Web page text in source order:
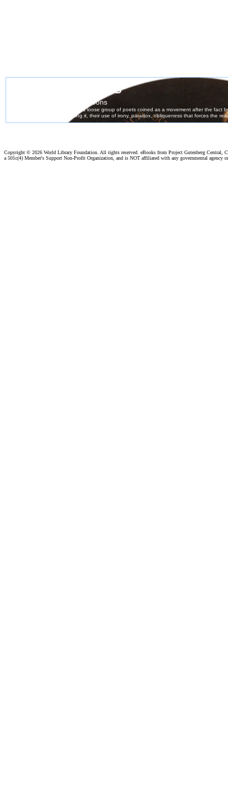
Copyright © 2026 World Library Foundation. All rights reserved. eBooks from Project Gutenberg Central,
a 501c(4) Member's Support Non-Profit Organization, and is NOT affiliated with any governmental agency